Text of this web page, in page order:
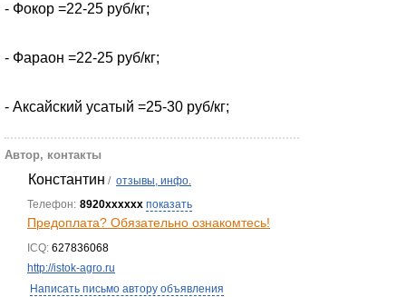
- Фокор =22-25 руб/кг;
- Фараон =22-25 руб/кг;
- Аксайский усатый =25-30 руб/кг;
Автор, контакты
Константин / отзывы, инфо.
Телефон: 8920xxxxxx показать
Предоплата? Обязательно ознакомтесь!
ICQ: 627836068
http://istok-agro.ru
Написать письмо автору объявления